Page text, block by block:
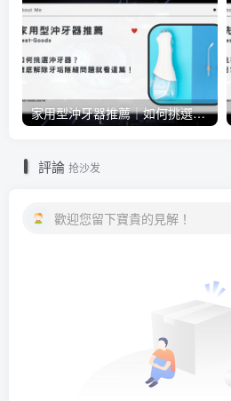
家用型沖牙器推薦｜如何挑選沖牙器？徹底解除牙垢隙縫問題就看這篇！
評論 抢沙发
歡迎您留下寶貴的見解！